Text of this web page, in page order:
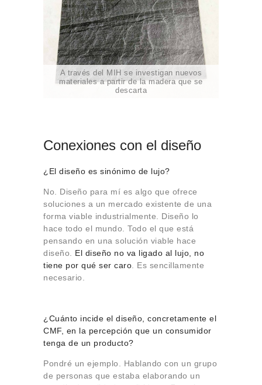
A través del MIH se investigan nuevos
materiales a partir de la madera que se
descarta
Conexiones con el diseño
¿El diseño es sinónimo de lujo?
No. Diseño para mí es algo que ofrece
soluciones a un mercado existente de una
forma viable industrialmente. Diseño lo
hace todo el mundo. Todo el que está
pensando en una solución viable hace
diseño. El diseño no va ligado al lujo, no
tiene por qué ser caro. Es sencillamente
necesario.
¿Cuánto incide el diseño, concretamente el
CMF, en la percepción que un consumidor
tenga de un producto?
Pondré un ejemplo. Hablando con un grupo
de personas que estaba elaborando un